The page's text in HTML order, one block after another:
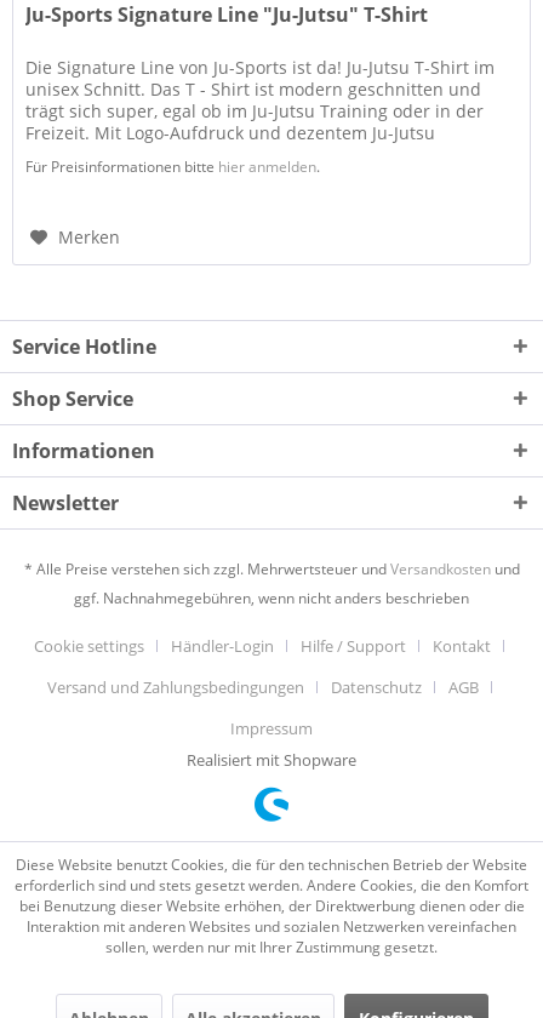
Ju-Sports Signature Line "Ju-Jutsu" T-Shirt
Die Signature Line von Ju-Sports ist da! Ju-Jutsu T-Shirt im
unisex Schnitt. Das T - Shirt ist modern geschnitten und
trägt sich super, egal ob im Ju-Jutsu Training oder in der
Freizeit. Mit Logo-Aufdruck und dezentem Ju-Jutsu
Für Preisinformationen bitte hier anmelden.
Merken
Service Hotline
Shop Service
Informationen
Newsletter
* Alle Preise verstehen sich zzgl. Mehrwertsteuer undVersandkostenund
ggf. Nachnahmegebühren, wenn nicht anders beschrieben
Cookie settings Händler-Login Hilfe / Support
Kontakt
Versand und Zahlungsbedingungen
Datenschutz
AGB
Impressum
Realisiert mit Shopware
Diese Website benutzt Cookies, die für den technischen Betrieb der Website
erforderlich sind und stets gesetzt werden. Andere Cookies, die den Komfort
bei Benutzung dieser Website erhöhen, der Direktwerbung dienen oder die
Interaktion mit anderen Websites und sozialen Netzwerken vereinfachen
sollen, werden nur mit Ihrer Zustimmung gesetzt.